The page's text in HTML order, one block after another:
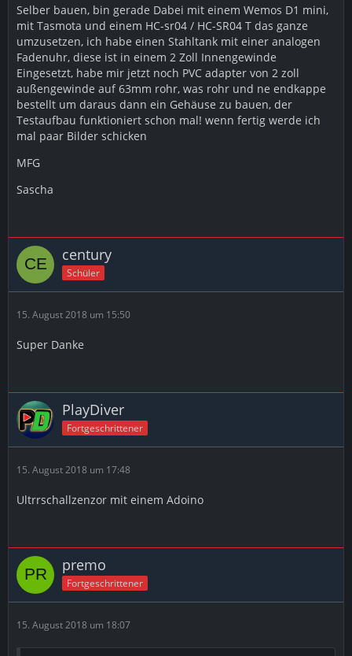
Selber bauen, bin gerade Dabei mit einem Wemos D1 mini,
mit Tasmota und einem HC-sr04 / HC-SR04 T das ganze
umzusetzen, ich habe einen Stahltank mit einer analogen
Fadenuhr, diese ist in einem 2 Zoll Innengewinde
Eingesetzt, habe mir jetzt noch PVC adapter von 2 zoll
außengewinde auf 63mm rohr, was rohr und ne endkappe
bestellt um daraus dann ein Gehäuse zu bauen, der
Testaufbau funktioniert schon mal! wenn fertig werde ich
mal paar Bilder schicken
MFG
Sascha
century
Schüler
15. August 2018 um 15:50
Super Danke
PlayDiver
Fortgeschrittener
15. August 2018 um 17:48
Ultrrschallzenzor mit einem Adoino
premo
Fortgeschrittener
15. August 2018 um 18:07